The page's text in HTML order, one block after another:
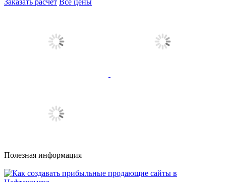
Заказать расчет Все цены
Полезная информация